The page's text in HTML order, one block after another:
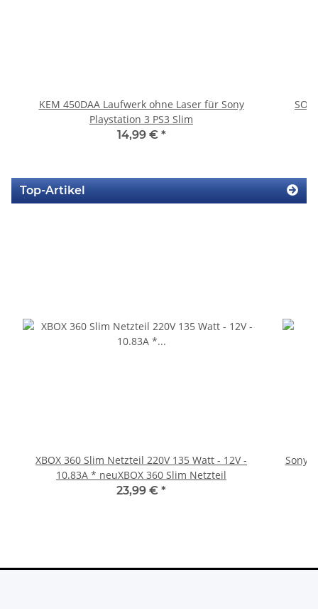
KEM 450DAA Laufwerk ohne Laser für Sony
Playstation 3 PS3 Slim
14,99 € *
Top-Artikel
XBOX 360 Slim Netzteil 220V 135 Watt - 12V -
10.83A * neuXBOX 360 Slim Netzteil
23,99 € *
Sony